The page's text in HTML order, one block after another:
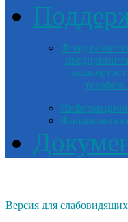
Фонд
телефон:
Финансовая
Версия для слабовидящих